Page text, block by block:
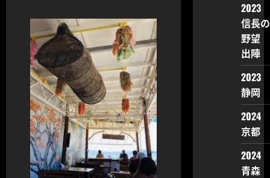
2023
信長の
野望
出陣
2023
静岡
2024
京都
2024
青森